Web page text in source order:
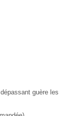
guère les